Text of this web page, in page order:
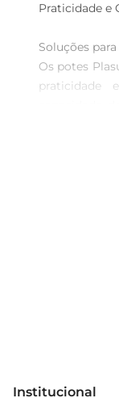
Praticidade e
Soluções
Os potes
praticidade
unidades é
Institucional